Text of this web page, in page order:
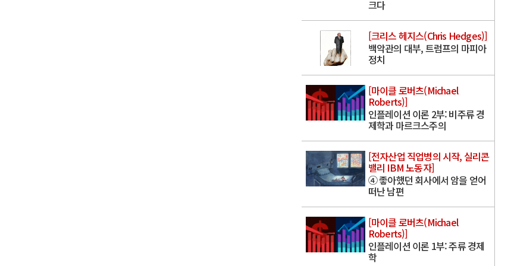
크다
[크리스 헤지스(Chris Hedges)]
백악관의 대부, 트럼프의 마피아
정치
[마이클 로버츠(Michael
Roberts)]
인플레이션 이론 2부: 비주류 경
제학과 마르크스주의
[전자산업 직업병의 시작, 실리콘
밸리 IBM 노동자]
④ 좋아했던 회사에서 암을 얻어
떠난 남편
[마이클 로버츠(Michael
Roberts)]
인플레이션 이론 1부: 주류 경제
학